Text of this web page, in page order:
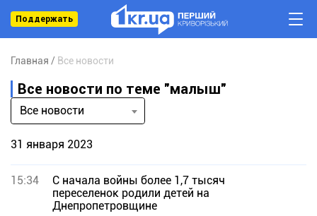
Поддержать
Главная Все новости
Все новости по теме "малыш"
Все новости
31 января 2023
15:34
С начала войны более 1,7 тысяч
переселенок родили детей на
Днепропетровщине